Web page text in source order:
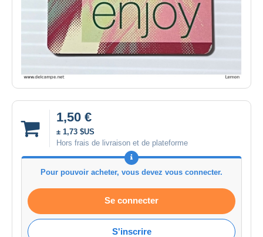
1,50 €
± 1,73 $US
Hors frais de livraison et de plateforme
Pour pouvoir acheter, vous devez vous connecter.
Se connecter
S'inscrire